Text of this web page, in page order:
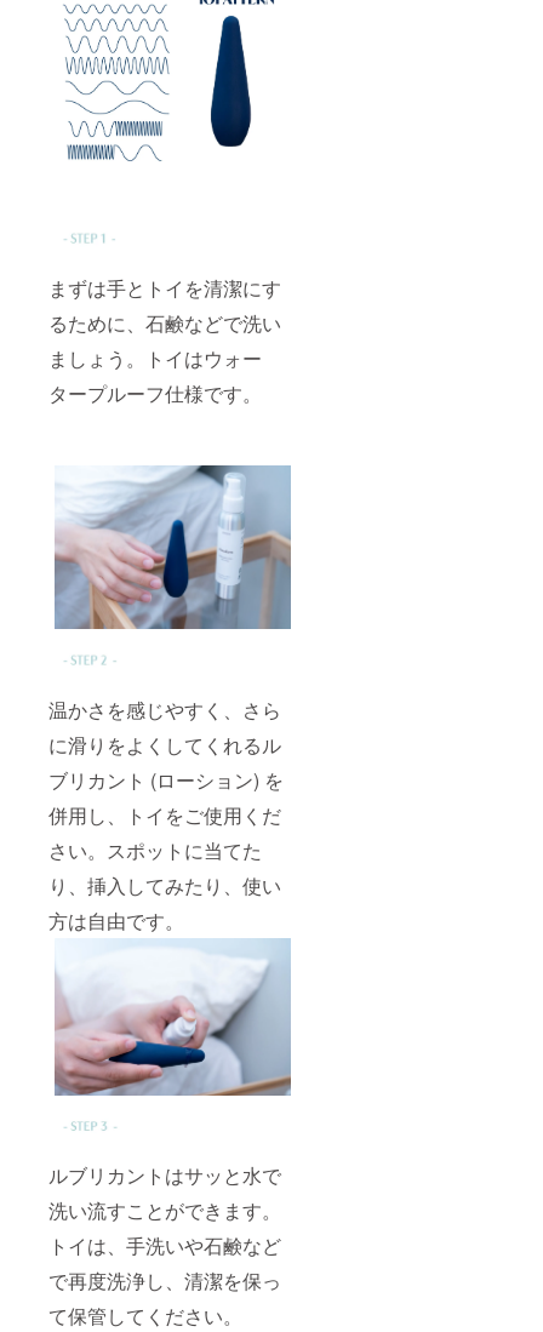
まずは手とトイを清潔にす
るために、石鹸などで洗い
ましょう。トイはウォー
タープルーフ仕様です。
温かさを感じやすく、さら
に滑りをよくしてくれるル
ブリカント (ローション) を
併用し、トイをご使用くだ
さい。スポットに当てた
り、挿入してみたり、使い
方は自由です。
ルブリカントはサッと水で
洗い流すことができます。
トイは、手洗いや石鹸など
で再度洗浄し、清潔を保っ
て保管してください。